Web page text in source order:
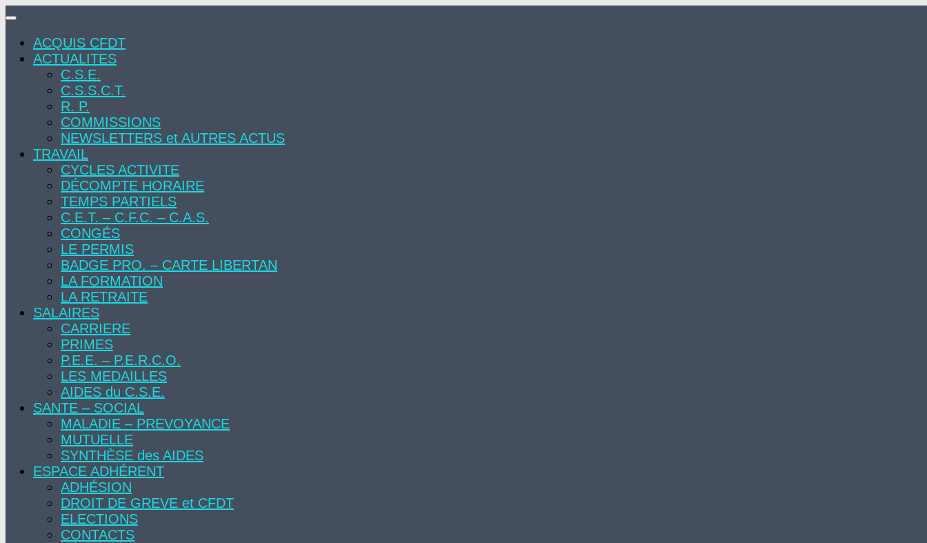
Skip
contentACQUIS CFDT
ACTUALITES
C.S.E.
C.S.S.C.T.
R. P.
COMMISSIONS
NEWSLETTERS et AUTRES ACTUS
TRAVAIL
CYCLES ACTIVITE
DÉCOMPTE HORAIRE
TEMPS PARTIELS
C.E.T. – C.F.C. – C.A.S.
CONGÉS
LE PERMIS
BADGE PRO. – CARTE LIBERTAN
LA FORMATION
LA RETRAITE
SALAIRES
CARRIERE
PRIMES
P.E.E. – P.E.R.C.O.
LES MEDAILLES
AIDES du C.S.E.
SANTE – SOCIAL
MALADIE – PREVOYANCE
MUTUELLE
SYNTHÈSE des AIDES
ESPACE ADHÉRENT
ADHÉSION
DROIT DE GREVE et CFDT
ELECTIONS
CONTACTS